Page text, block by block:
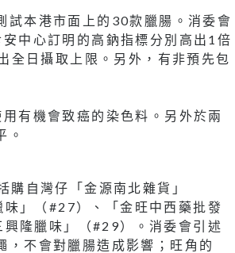
試本港市面上的30款臘腸。消委會
中心訂明的高鈉指標分別高出1倍
全日攝取上限。另外，有非預先包
有機會致癌的染色料。另外於兩
。
自灣仔「金源南北雜貨」
」（#27）、「金旺中西藥批發
隆臘味」（#29）。消委會引述
，不會對臘腸造成影響；旺角的